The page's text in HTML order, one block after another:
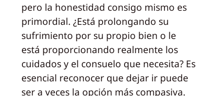
pero la honestidad consigo mismo es
primordial. ¿Está prolongando su
sufrimiento por su propio bien o le
está proporcionando realmente los
cuidados y el consuelo que necesita? Es
esencial reconocer que dejar ir puede
ser a veces la opción más compasiva.